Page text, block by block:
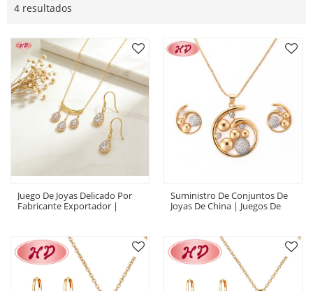
4 resultados
Juego De Joyas Delicado Por
Fabricante Exportador |
Suministro De Conjuntos De
Joyas De China | Juegos De
Joyería Chapados En Oro De
18 Quilates Con Circonita
Cúbica AAA Precio De Fábrica